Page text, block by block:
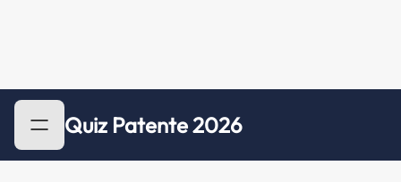
Quiz Patente 2026